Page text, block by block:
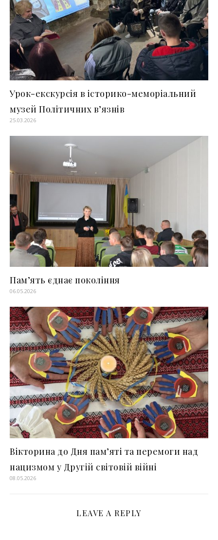
Урок-екскурсія в історико-меморіальний
музей Політичних в’язнів
25.03.2026
Пам’ять єднає покоління
06.05.2026
Вікторина до Дня пам’яті та перемоги над
нацизмом у Другій світовій війні
08.05.2026
LEAVE A REPLY